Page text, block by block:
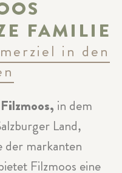
FAMILIE
in den
in dem
Land,
markanten
Filzmoos eine